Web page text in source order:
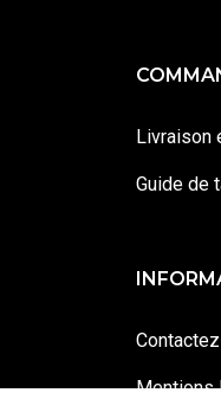
Livraison
Guide de
Mentions